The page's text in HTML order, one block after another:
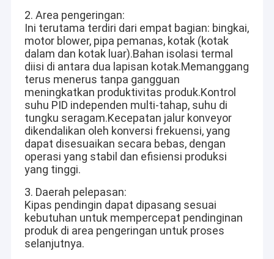
2. Area pengeringan:
Ini terutama terdiri dari empat bagian: bingkai,
motor blower, pipa pemanas, kotak (kotak
dalam dan kotak luar).Bahan isolasi termal
diisi di antara dua lapisan kotak.Memanggang
terus menerus tanpa gangguan
meningkatkan produktivitas produk.Kontrol
suhu PID independen multi-tahap, suhu di
tungku seragam.Kecepatan jalur konveyor
dikendalikan oleh konversi frekuensi, yang
dapat disesuaikan secara bebas, dengan
operasi yang stabil dan efisiensi produksi
yang tinggi.
3. Daerah pelepasan:
Kipas pendingin dapat dipasang sesuai
kebutuhan untuk mempercepat pendinginan
produk di area pengeringan untuk proses
selanjutnya.